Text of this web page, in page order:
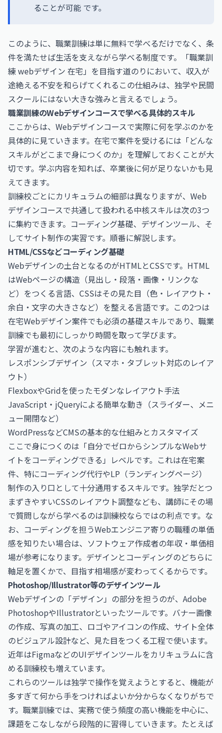
ることが可能 です。
このように、職業訓練は単に無料で学べるだけでなく、条
件を満たせば生活を支えながら学べる制度です。「職業訓
練 webデザイン 在宅」を目指す道のりにおいて、収入が
途絶える不安を和らげてくれるこの仕組みは、独学や民間
スクールにはない大きな強みと言えるでしょう。
職業訓練のWebデザインコースで学べる具体的スキル
ここからは、Webデザインコースで実際に何を学ぶのかを
具体的に見ていきます。在宅で案件を受けるには「どんな
スキルがどこまで身につくのか」を理解しておくことが大
切です。学ぶ内容を知れば、卒業後に何が足りないかも見
えてきます。
訓練校ごとにカリキュラムの細部は異なりますが、Web
デザインコースで共通して扱われる中核スキルは次の3つ
に集約できます。コーディング基礎、デザインツール、そ
してサイト制作の実習です。順番に解説します。
HTML/CSSなどコーディング基礎
Webデザインの土台となるのがHTMLとCSSです。HTML
はWebページの構造（見出し・段落・画像・リンクな
ど）をつくる言語、CSSはその見た目（色・レイアウト・
余白・文字の大きさなど）を整える言語です。この2つは
在宅Webデザイン案件でも必須の基礎スキルであり、職業
訓練でも最初にしっかり時間を取って学びます。
学習が進むと、次のような内容にも触れます。
レスポンシブデザイン（スマホ・タブレット対応のレイア
ウト）
FlexboxやGridを使ったモダンなレイアウト手法
JavaScript・jQueryによる簡単な動き（スライダー、メニ
ュー開閉など）
WordPressなどCMSの基本的な仕組みとカスタマイズ
ここで身につくのは「自分でゼロからシンプルなWebサ
イトをコーディングできる」レベルです。これは在宅案
件、特にコーディング代行やLP（ランディングページ）
制作の入り口として十分通用するスキルです。独学だとつ
まずきやすいCSSのレイアウト調整なども、講師にその場
で質問しながら学べるのは訓練校ならではの利点です。な
お、コーディングを担うWebエンジニア寄りの職種の単価
感を知りたい場合は、 ソフトウェア作成者の年収・単価相
場が参考になります。デザインとコーディングのどちらに
軸足を置くかで、目指す相場感が変わってくるからです。
Photoshop/Illustrator等のデザインツール
Webデザインの「デザイン」の部分を担うのが、Adobe
PhotoshopやIllustratorといったツールです。バナー画像
の作成、写真の加工、ロゴやアイコンの作成、サイト全体
のビジュアル設計など、見た目をつくる工程で使います。
近年はFigmaなどのUIデザインツールをカリキュラムに含
める訓練校も増えています。
これらのツールは独学で操作を覚えようとすると、機能が
多すぎて何から手をつければよいか分からなくなりがちで
す。職業訓練では、実務で使う頻度の高い機能を中心に、
課題をこなしながら段階的に習得していきます。たとえば